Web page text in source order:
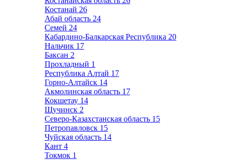
Костанай 26
Абай область 24
Семей 24
Кабардино-Балкарская Республика 20
Нальчик 17
Баксан 2
Прохладный 1
Республика Алтай 17
Горно-Алтайск 14
Акмолинская область 17
Кокшетау 14
Щучинск 2
Северо-Казахстанская область 15
Петропавловск 15
Чуйская область 14
Кант 4
Токмок 1